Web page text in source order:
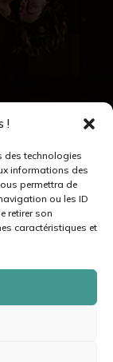
!
des technologies
informations des
permettra de
ou les ID
retirer son
caractéristiques et